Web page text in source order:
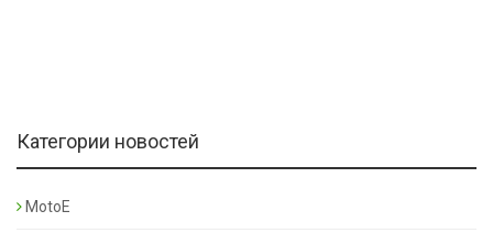
Категории новостей
MotoE